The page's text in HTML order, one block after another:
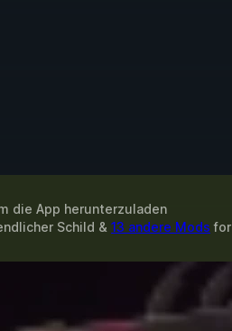
die App herunterzuladen
Schild & 13 andere Mods for